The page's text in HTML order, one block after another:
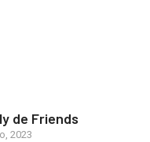
de Friends
2023